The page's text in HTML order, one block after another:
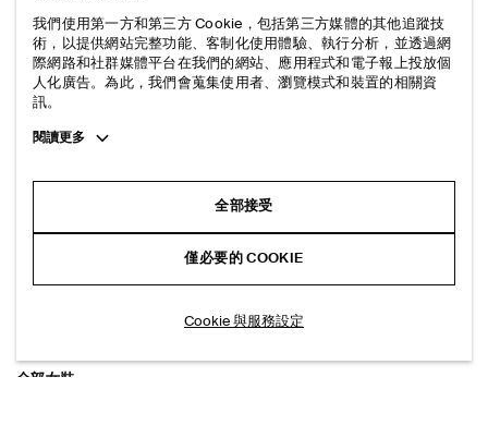
寬鬆剪裁短袖亞麻襯衫
NT$ 2,500
+3
查看更多商品(30/84)
探索更多商品系列
全部女裝
我們使用第一方和第三方 Cookie，包括第三方媒體的其他追蹤技
術，以提供網站完整功能、客制化使用體驗、執行分析，並透過網
際網路和社群媒體平台在我們的網站、應用程式和電子報上投放個
人化廣告。為此，我們會蒐集使用者、瀏覽模式和裝置的相關資
訊。
Toggle
閱讀更多
全部接受
僅必要的 COOKIE
Cookie 與服務設定